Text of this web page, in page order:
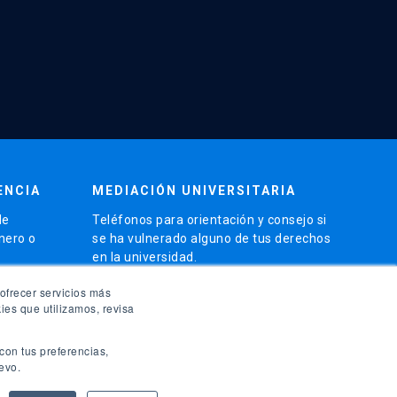
servicios más
que utilizamos, revisa
tus preferencias,
o
MEDIACIÓN UNIVERSITARIA
Teléfonos para orientación y consejo si
se ha vulnerado alguno de tus derechos
en la universidad.
phone